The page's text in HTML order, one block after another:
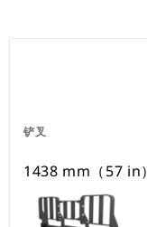
铲叉
1438 mm（57 in）